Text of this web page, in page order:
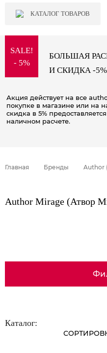
КАТАЛОГ ТОВАРОВ
SALE!
- 5%
БОЛЬШАЯ
И СКИДКА -
Акция действует на все
покупке в магазине или на
скидка в 5%
наличном расчете.
Главная Бренды Author
Author Mirage (Атвор
Каталог: